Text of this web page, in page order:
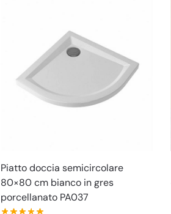
Piatto doccia semicircolare
80×80 cm bianco in gres
porcellanato PA037